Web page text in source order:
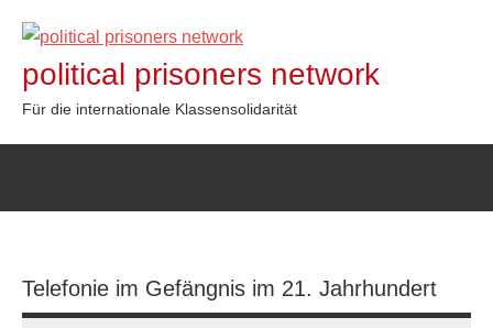
Inhalt
springen
political prisoners network
Für die internationale Klassensolidarität
Telefonie im Gefängnis im 21. Jahrhundert